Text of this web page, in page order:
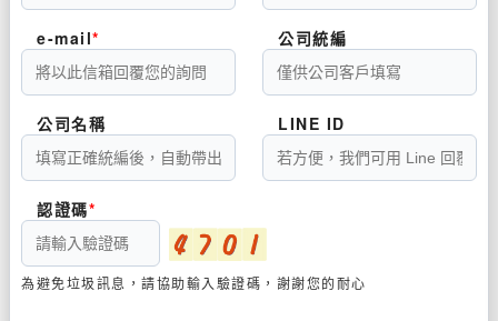
e-mail 公司統編
公司名稱 LINE ID
認證碼
為避免垃圾訊息，請協助輸入驗證碼，謝謝您的耐心